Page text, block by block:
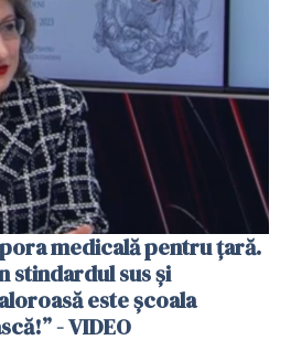
medicală pentru țară.
stindardul sus și
este școala
- VIDEO